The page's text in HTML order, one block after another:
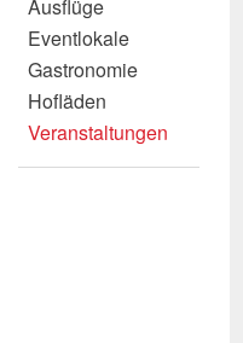
Ausflüge
Eventlokale
Gastronomie
Hofläden
Veranstaltungen